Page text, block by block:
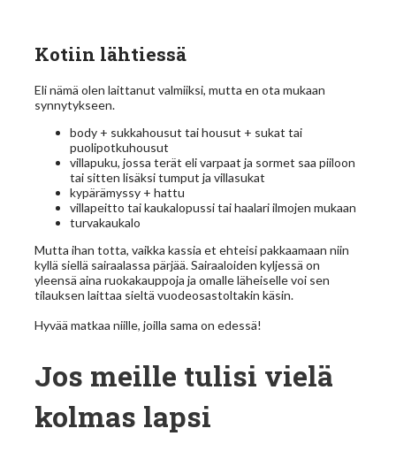
Kotiin lähtiessä
Eli nämä olen laittanut valmiiksi, mutta en ota mukaan
synnytykseen.
body + sukkahousut tai housut + sukat tai
puolipotkuhousut
villapuku, jossa terät eli varpaat ja sormet saa piiloon
tai sitten lisäksi tumput ja villasukat
kypärämyssy + hattu
villapeitto tai kaukalopussi tai haalari ilmojen mukaan
turvakaukalo
Mutta ihan totta, vaikka kassia et ehteisi pakkaamaan niin
kyllä siellä sairaalassa pärjää. Sairaaloiden kyljessä on
yleensä aina ruokakauppoja ja omalle läheiselle voi sen
tilauksen laittaa sieltä vuodeosastoltakin käsin.
Hyvää matkaa niille, joilla sama on edessä!
Jos meille tulisi vielä
kolmas lapsi